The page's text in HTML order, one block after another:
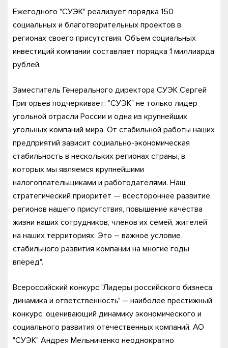
Ежегодного "СУЭК" реализует порядка 150
социальных и благотворительных проектов в
регионах своего присутствия. Объем социальных
инвестиций компании составляет порядка 1 миллиарда
рублей.
Заместитель Генерального директора СУЭК Сергей
Григорьев подчеркивает: "СУЭК" не только лидер
угольной отрасли России и одна из крупнейших
угольных компаний мира. От стабильной работы наших
предприятий зависит социально-экономическая
стабильность в нескольких регионах страны, в
которых мы являемся крупнейшими
налогоплательщиками и работодателями. Наш
стратегический приоритет — всестороннее развитие
регионов нашего присутствия, повышение качества
жизни наших сотрудников, членов их семей, жителей
на наших территориях. Это – важное условие
стабильного развития компании на многие годы
вперед".
Всероссийский конкурс "Лидеры российского бизнеса:
динамика и ответственность" – наиболее престижный
конкурс, оценивающий динамику экономического и
социального развития отечественных компаний. АО
"СУЭК" Андрея Мельниченко неоднократно